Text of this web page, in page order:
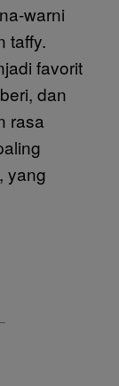
warni
taffy.
favorit
dan
rasa
yang